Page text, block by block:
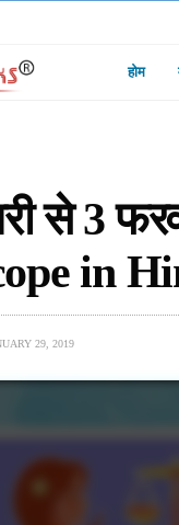
होम
से 3
in
29, 2019